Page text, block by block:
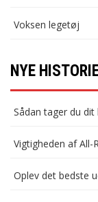
Voksen legetøj
NYE
Sådan tager du
Vigtigheden af All-
Oplev det bedste